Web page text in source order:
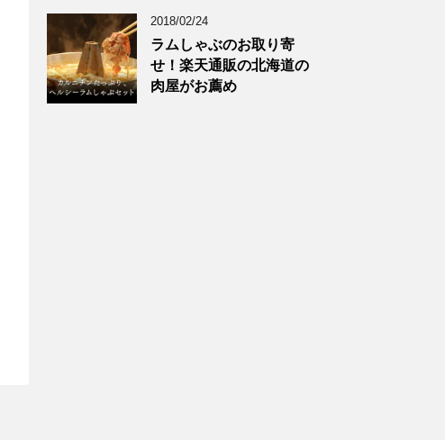
2018/02/24
ラムしゃぶのお取り寄
せ！楽天通販の北海道の
肉屋がお薦め